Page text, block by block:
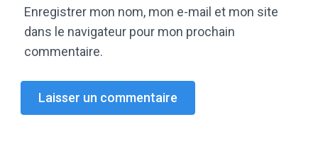
Enregistrer mon nom, mon e-mail et mon site
dans le navigateur pour mon prochain
commentaire.